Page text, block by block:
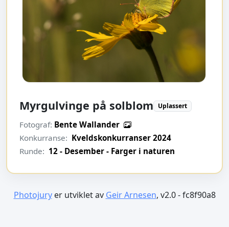
Myrgulvinge på solblom Uplassert
Fotograf: Bente Wallander
Konkurranse: Kveldskonkurranser 2024
Runde: 12 - Desember - Farger i naturen
Photojuryer utviklet av Geir Arnesen, v2.0 - fc8f90a8